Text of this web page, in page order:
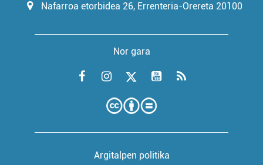
Nafarroa etorbidea 26, Errenteria-Orereta 20100
Nor gara
Argitalpen politika